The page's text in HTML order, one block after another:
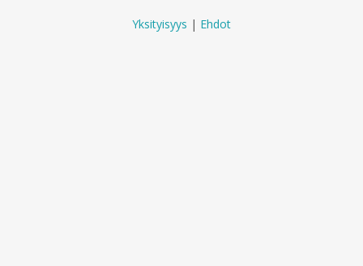
Yksityisyys | Ehdot